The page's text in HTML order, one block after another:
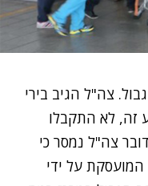
צה"ל הגיב בירי
זה, לא התקבלו
צה"ל נמסר כי
על ידי